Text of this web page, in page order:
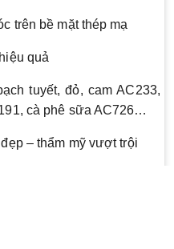
trên bề mặt thép mạ
quả
tuyết, đỏ, cam AC233,
cà phê sữa AC726…
– thẩm mỹ vượt trội